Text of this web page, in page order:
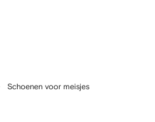
Schoenen voor meisjes